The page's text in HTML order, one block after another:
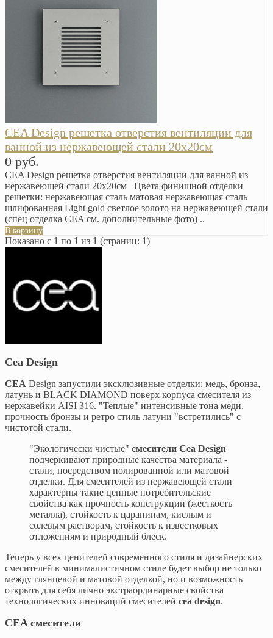
CEA Design решетка отверстия вентиляции для
ванной из нержавеющей стали 20х20см
0 руб.
CEA Design решетка отверстия вентиляции для ванной из
нержавеющей стали 20х20см Цвета финишной отделки
решетки: нержавеющая сталь матовая нержавеющая сталь
шлифованная Light gold светлое золото на нержавеющей стали
(спец отделка CEA см. дополнительные фото) ..
В корзину
Показано с 1 по 1 из 1 (страниц: 1)
Cea Design
CEA Design запустили эксклюзивные отделки: медь, бронза,
латунь и BLACK DIAMOND поверх корпуса смесителя из
нержавейки AISI 316. "Теплые" интенсивные тона меди,
прочность бронзы и ретро стиль латуни "встретились" с
чистотой стали.
"Экологически чистые" смесители Cea Design
подчеркивают природные качества материала -
стали, посредством полированной или матовой
отделки. Для смесителей из нержавеющей стали
характерны такие ценные потребительские
свойства как прочность конструкции (жесткость
металла), стойкость к царапинам, кислым и
солевым растворам, стойкость к известковых
отложениям и природный блеск.
Теперь у всех ценителей современного стиля и дизайнерских
смесителей в минималистичном стиле будет выбор не только
между глянцевой и матовой отделкой, но и возможность
открыть для себя лично экстраординарные свойства
технологических инноваций смесителей cea design.
CEA смесители